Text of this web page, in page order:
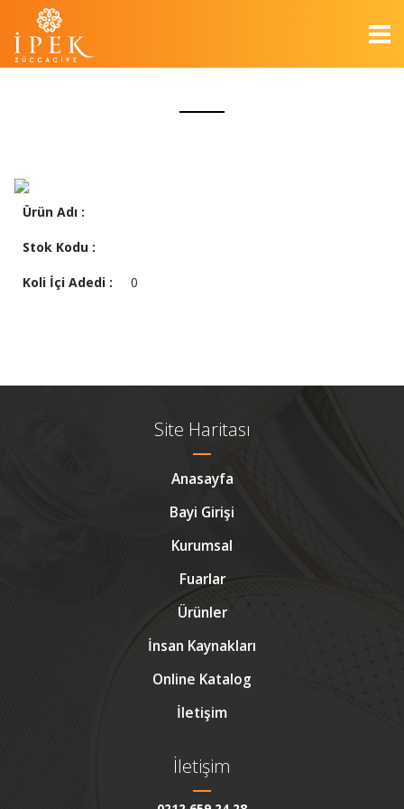
Ürün Adı :
Stok Kodu :
Koli İçi Adedi : 0
Site Haritası
Anasayfa
Bayi Girişi
Kurumsal
Fuarlar
Ürünler
İnsan Kaynakları
Online Katalog
İletişim
İletişim